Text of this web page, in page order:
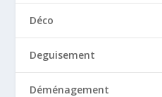
Déco
Deguisement
Déménagement